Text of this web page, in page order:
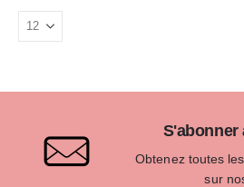
S'abonner
Obtenez toutes
sur